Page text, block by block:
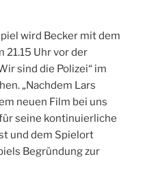
wird Becker mit dem
21.15 Uhr vor der
sind die Polizei“ im
„Nachdem Lars
neuen Film bei uns
seine kontinuierliche
und dem Spielort
Begründung zur